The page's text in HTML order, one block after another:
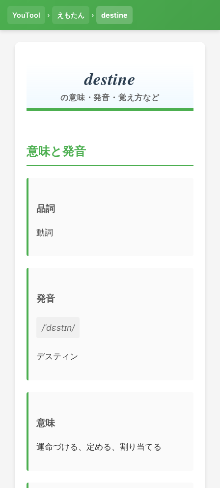
YouTool › えもたん › destine
destine
の意味・発音・覚え方など
意味と発音
品詞
動詞
発音
/ˈdɛstɪn/
デスティン
意味
運命づける、定める、割り当てる